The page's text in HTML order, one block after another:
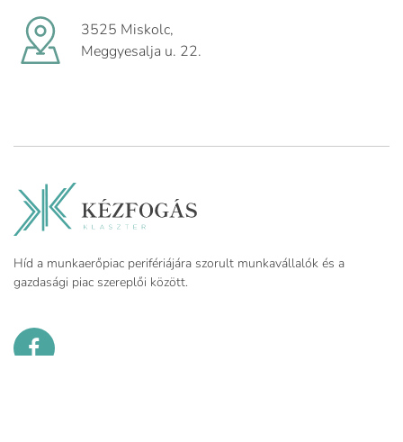
3525 Miskolc,
Meggyesalja u. 22.
Híd a munkaerőpiac perifériájára szorult munkavállalók és a
gazdasági piac szereplői között.